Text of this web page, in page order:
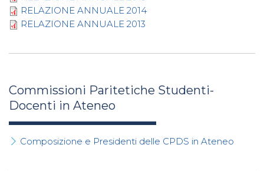
RELAZIONE ANNUALE 2014
RELAZIONE ANNUALE 2013
Commissioni Paritetiche Studenti-
Docenti in Ateneo
Composizione e Presidenti delle CPDS in Ateneo